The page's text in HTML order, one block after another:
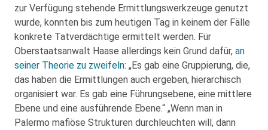
zur Verfügung stehende Ermittlungswerkzeuge genutzt
wurde, konnten bis zum heutigen Tag in keinem der Fälle
konkrete Tatverdächtige ermittelt werden. Für
Oberstaatsanwalt Haase allerdings kein Grund dafür, an
seiner Theorie zu zweifeln: „Es gab eine Gruppierung, die,
das haben die Ermittlungen auch ergeben, hierarchisch
organisiert war. Es gab eine Führungsebene, eine mittlere
Ebene und eine ausführende Ebene.“ „Wenn man in
Palermo mafiöse Strukturen durchleuchten will, dann